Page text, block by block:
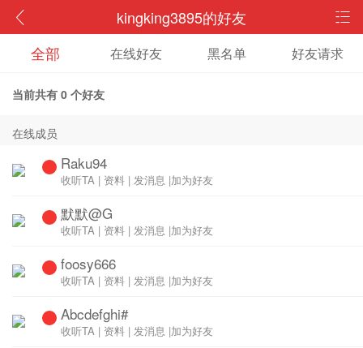
kingking3895的好友
全部 在线好友 黑名单 好友请求
当前共有 0 个好友
在线成员
Raku94
收听TA | 资料 | 发消息 |加为好友
默默@G
收听TA | 资料 | 发消息 |加为好友
foosy666
收听TA | 资料 | 发消息 |加为好友
Abcdefghi#
收听TA | 资料 | 发消息 |加为好友